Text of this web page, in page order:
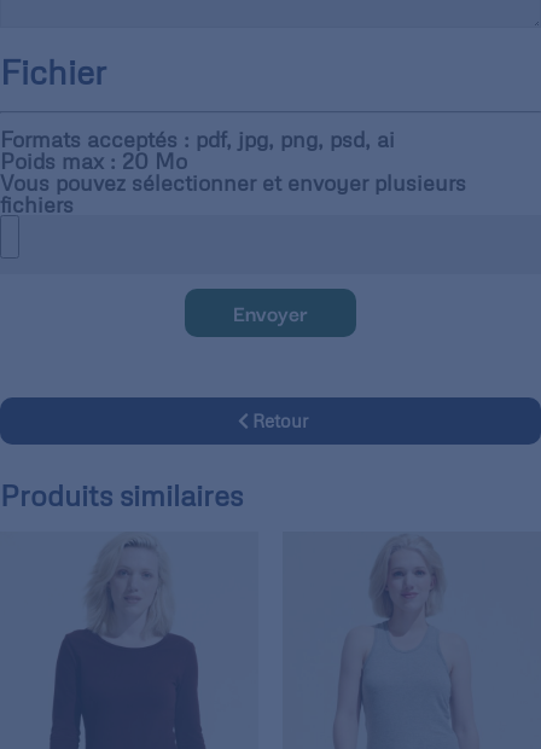
Fichier
Formats acceptés : pdf, jpg, png, psd, ai
Poids max : 20 Mo
Vous pouvez sélectionner et envoyer plusieurs
fichiers
Envoyer
Retour
Produits similaires